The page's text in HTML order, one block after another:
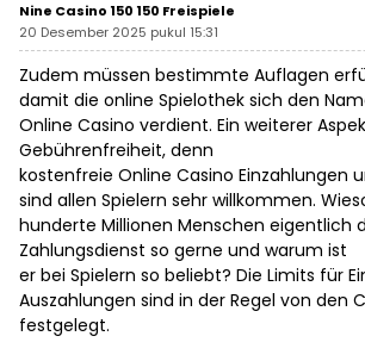
Nine Casino 150 150 Freispiele
20 Desember 2025 pukul 15:31
Zudem müssen bestimmte Auflagen
damit die online Spielothek sich den
Online Casino verdient. Ein weiterer
Gebührenfreiheit, denn
kostenfreie Online Casino Einzahlungen
sind allen Spielern sehr willkommen.
hunderte Millionen Menschen eigentlich
Zahlungsdienst so gerne und warum ist
er bei Spielern so beliebt? Die Limits für
Auszahlungen sind in der Regel von den
festgelegt.